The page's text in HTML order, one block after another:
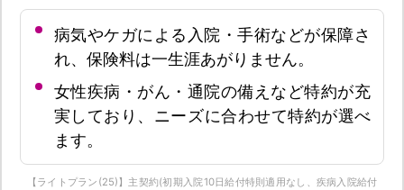
病気やケガによる入院・手術などが保障さ
れ、保険料は一生涯あがりません。
女性疾病・がん・通院の備えなど特約が充
実しており、ニーズに合わせて特約が選べ
ます。
【ライトプラン(25)】主契約(初期入院10日給付特則適用なし、疾病入院給付